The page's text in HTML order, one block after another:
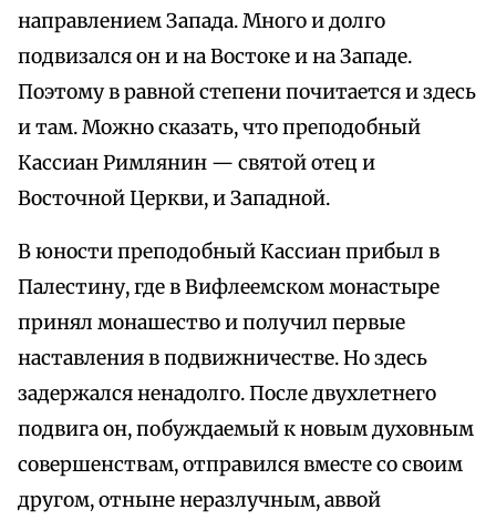
направлением Запада. Много и долго
подвизался он и на Востоке и на Западе.
Поэтому в равной степени почитается и здесь
и там. Можно сказать, что преподобный
Кассиан Римлянин — святой отец и
Восточной Церкви, и Западной.
В юности преподобный Кассиан прибыл в
Палестину, где в Вифлеемском монастыре
принял монашество и получил первые
наставления в подвижничестве. Но здесь
задержался ненадолго. После двухлетнего
подвига он, побуждаемый к новым духовным
совершенствам, отправился вместе со своим
другом, отныне неразлучным, аввой